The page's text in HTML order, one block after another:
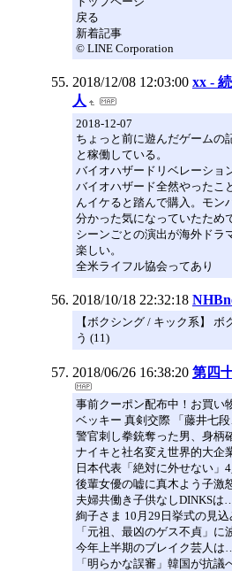
戻る
新着記事
© LINE Corporation
2018/12/08 12:03:00 xx -
人
2018-12-07
ちょっと前に遊んだゲームの
と稼働している。
バイオハザードリベレーショ
バイオハザード全然やったこ
んイケると踏んで購入。モン
分かった気になっていたため
シーンごとの演出が海外ドラ
楽しい。
全米ライフル協会ってあり
2018/10/18 22:32:18
【ボクシング / キック系】
う (11)
2018/06/26 16:38:20 第四
事前クーポン配布中！お買い
ベッキー 真剣交際 「藤井七段
警官刺し拳銃奪った男、身柄
ナイキと社名変え世界的大企
日本代表「絶対に外せない」4
後輩女優の嘘に真木よう子激
夫婦共働き子供なしDINKSは…
絢子さま 10月29日挙式の見込
「元祖、最凶のゲス不貞」に
今年上半期のブレイク芸人は
「明らかな誤審」韓国が抗議